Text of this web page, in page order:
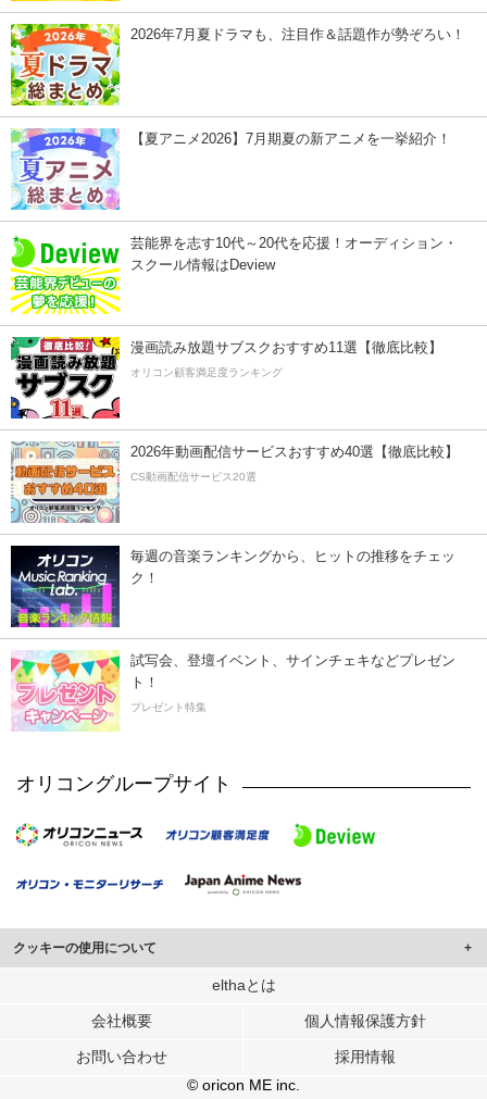
2026年7月夏ドラマも、注目作＆話題作が勢ぞろい！
【夏アニメ2026】7月期夏の新アニメを一挙紹介！
芸能界を志す10代～20代を応援！オーディション・
スクール情報はDeview
漫画読み放題サブスクおすすめ11選【徹底比較】
オリコン顧客満足度ランキング
2026年動画配信サービスおすすめ40選【徹底比較】
CS動画配信サービス20選
毎週の音楽ランキングから、ヒットの推移をチェッ
ク！
試写会、登壇イベント、サインチェキなどプレゼン
ト！
プレゼント特集
オリコングループサイト
クッキーの使用について
このサイトでは Cookie を使用して、ユーザーに合わせたコンテンツや広告の
行っています。
メディアや広告配信、データ解析の各パートナーに提供しています。
各パートナーは、この情報とユーザーが各パートナーに提供した他の情報や、
ユーザーが各パートナーのサービスを使用したときに収集した他の情報を組み
elthaとは
会社概要 個人情報保護方針
お問い合わせ
採用情報
© oricon ME inc.